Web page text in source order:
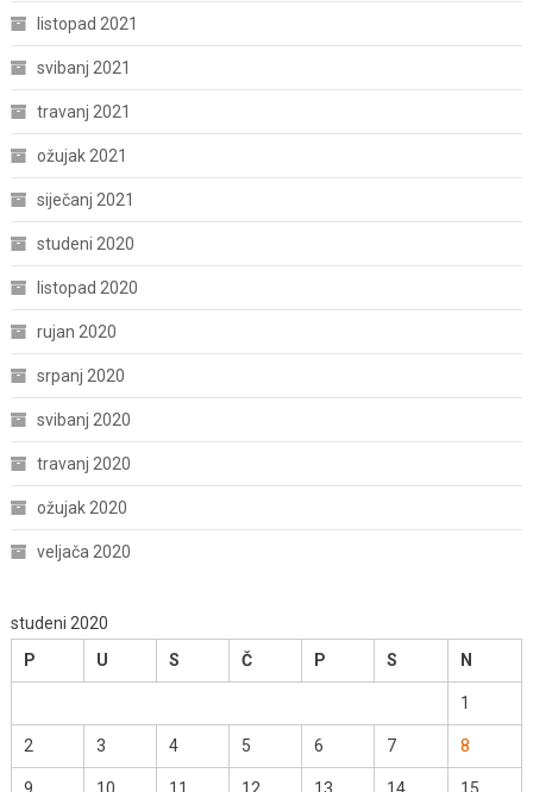
listopad 2021
svibanj 2021
travanj 2021
ožujak 2021
siječanj 2021
studeni 2020
listopad 2020
rujan 2020
srpanj 2020
svibanj 2020
travanj 2020
ožujak 2020
veljača 2020
studeni 2020
P
U S Č P S N
1
2 3 4 5 6 7 8
9 10 11 12 13 14 15